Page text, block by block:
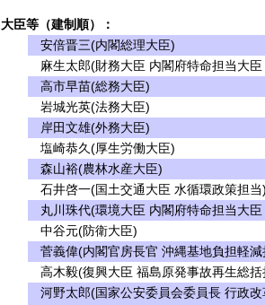
大臣等（建制順）：
安倍晋三(内閣総理大臣)
麻生太郎(財務大臣 内閣府特命担当大
高市早苗(総務大臣)
岩城光英(法務大臣)
岸田文雄(外務大臣)
塩崎恭久(厚生労働大臣)
森山裕(農林水産大臣)
石井啓一(国土交通大臣 水循環政策担当)
丸川珠代(環境大臣 内閣府特命担当大臣
中谷元(防衛大臣)
菅義偉(内閣官房長官 沖縄基地負担軽減
高木毅(復興大臣 福島原発事故再生総括
河野太郎(国家公安委員会委員長 行政